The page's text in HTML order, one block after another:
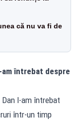
că nu va fi de
am întrebat despre
Dan l-am întrebat
într-un timp